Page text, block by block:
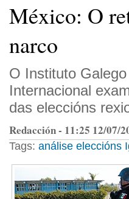
México: O
narco
O Instituto
Internacional
das eleccións
Redacción - 11:25 12/07/
Tags: análise eleccións